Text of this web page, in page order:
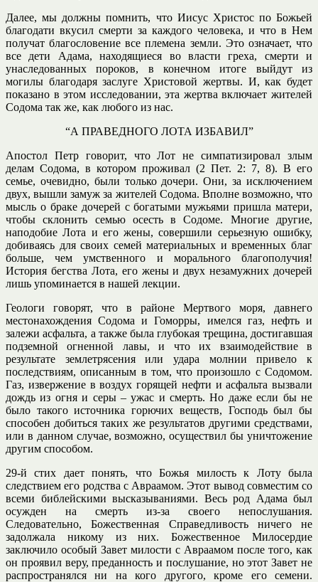
Далее, мы должны помнить, что Иисус Христос по Божьей
благодати вкусил смерти за каждого человека, и что в Нем
получат благословение все племена земли. Это означает, что
все дети Адама, находящиеся во власти греха, смерти и
унаследованных пороков, в конечном итоге выйдут из
могилы благодаря заслуге Христовой жертвы. И, как будет
показано в этом исследовании, эта жертва включает жителей
Содома так же, как любого из нас.
“А ПРАВЕДНОГО ЛОТА ИЗБАВИЛ”
Апостол Петр говорит, что Лот не симпатизировал злым
делам Содома, в котором проживал (2 Пет. 2: 7, 8). В его
семье, очевидно, были только дочери. Они, за исключением
двух, вышли замуж за жителей Содома. Вполне возможно, что
мысль о браке дочерей с богатыми мужьями пришла матери,
чтобы склонить семью осесть в Содоме. Многие другие,
наподобие Лота и его жены, совершили серьезную ошибку,
добиваясь для своих семей материальных и временных благ
больше, чем умственного и морального благополучия!
История бегства Лота, его жены и двух незамужних дочерей
лишь упоминается в нашей лекции.
Геологи говорят, что в районе Мертвого моря, давнего
местонахождения Содома и Гоморры, имелся газ, нефть и
залежи асфальта, а также была глубокая трещина, достигавшая
подземной огненной лавы, и что их взаимодействие в
результате землетрясения или удара молнии привело к
последствиям, описанным в том, что произошло с Содомом.
Газ, извержение в воздух горящей нефти и асфальта вызвали
дождь из огня и серы – ужас и смерть. Но даже если бы не
было такого источника горючих веществ, Господь был бы
способен добиться таких же результатов другими средствами,
или в данном случае, возможно, осуществил бы уничтожение
другим способом.
29-й стих дает понять, что Божья милость к Лоту была
следствием его родства с Авраамом. Этот вывод совместим со
всеми библейскими высказываниями. Весь род Адама был
осужден на смерть из-за своего непослушания.
Следовательно, Божественная Справедливость ничего не
задолжала никому из них. Божественное Милосердие
заключило особый Завет милости с Авраамом после того, как
он проявил веру, преданность и послушание, но этот Завет не
распространялся ни на кого другого, кроме его семени.